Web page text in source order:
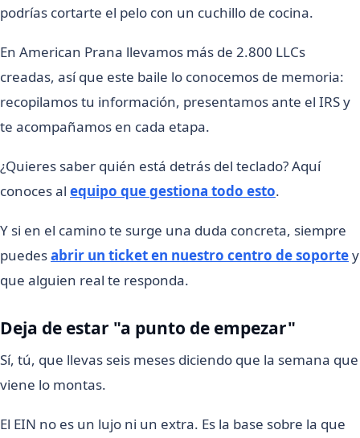
podrías cortarte el pelo con un cuchillo de cocina.
En American Prana llevamos más de 2.800 LLCs
creadas, así que este baile lo conocemos de memoria:
recopilamos tu información, presentamos ante el IRS y
te acompañamos en cada etapa.
¿Quieres saber quién está detrás del teclado? Aquí
conoces al equipo que gestiona todo esto.
Y si en el camino te surge una duda concreta, siempre
puedesabrir un ticket en nuestro centro de soportey
que alguien real te responda.
Deja de estar "a punto de empezar"
Sí, tú, que llevas seis meses diciendo que la semana que
viene lo montas.
El EIN no es un lujo ni un extra. Es la base sobre la que